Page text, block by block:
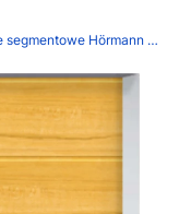
Bramy garażowe segmentowe Hörmann LPU 42